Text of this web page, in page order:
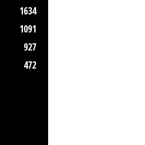
1634
1091
927
472